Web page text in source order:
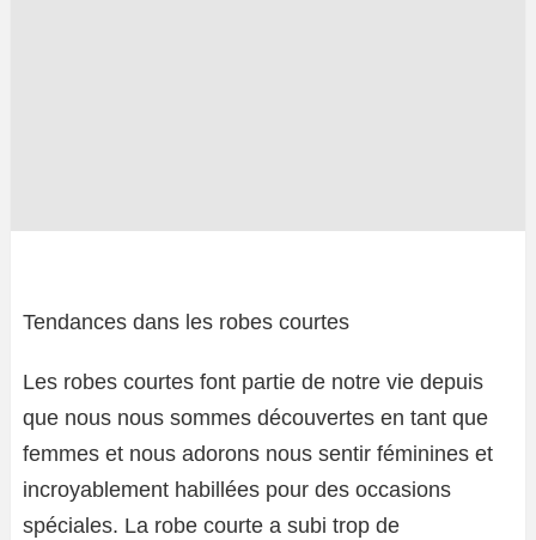
Tendances dans les robes courtes
Les robes courtes font partie de notre vie depuis
que nous nous sommes découvertes en tant que
femmes et nous adorons nous sentir féminines et
incroyablement habillées pour des occasions
spéciales. La robe courte a subi trop de